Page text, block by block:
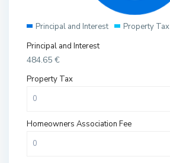
Principal and Interest Property Tax
Principal and Interest
484.65 €
Property Tax
Homeowners Association Fee